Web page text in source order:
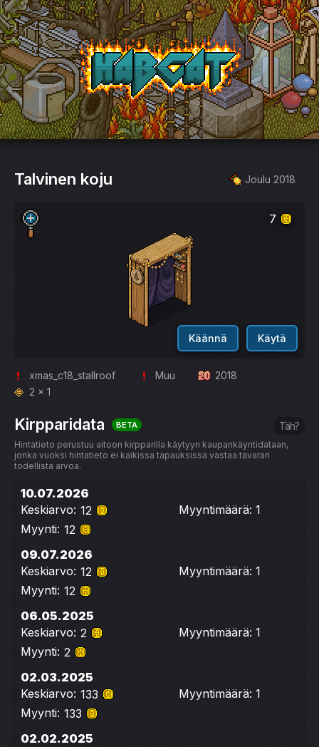
HabCat
Talvinen koju Joulu 2018
7
Käännä Käytä
xmas_c18_stallroof Muu
2018
2 x 1
Kirpparidata BETA Täh?
Hintatieto perustuu aitoon kirpparilla käytyyn kaupankäyntidataan,
jonka vuoksi hintatieto ei kaikissa tapauksissa vastaa tavaran
todellista arvoa.
10.07.2026
Keskiarvo: 12
Myyntimäärä: 1
Myynti: 12
09.07.2026
Keskiarvo: 12
Myyntimäärä: 1
Myynti: 12
06.05.2025
Keskiarvo: 2
Myyntimäärä: 1
Myynti: 2
02.03.2025
Keskiarvo: 133
Myyntimäärä: 1
Myynti: 133
02.02.2025